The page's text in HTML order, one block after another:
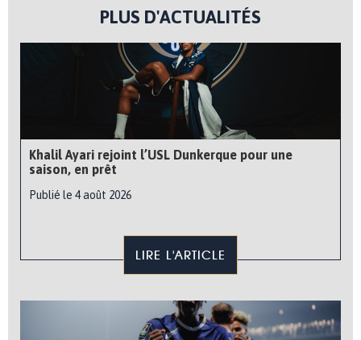
PLUS D'ACTUALITÉS
Khalil Ayari rejoint l’USL Dunkerque pour une
saison, en prêt
Publié le 4 août 2026
LIRE L'ARTICLE